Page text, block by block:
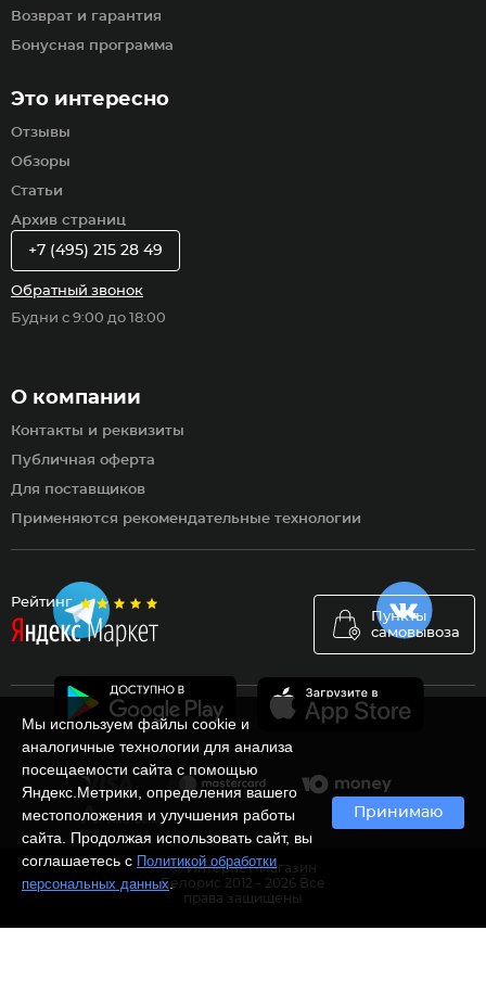
Рейтинг
Пункты
самовывоза
Возврат и гарантия
Бонусная программа
Это интересно
Отзывы
Обзоры
Статьи
Архив страниц
О компании
Контакты и реквизиты
Публичная оферта
Для поставщиков
Применяются рекомендательные технологии
+7 (495) 215 28 49
Обратный звонок
Будни с 9:00 до 18:00
Мы используем файлы cookie и
аналогичные технологии для анализа
посещаемости сайта с помощью
Яндекс.Метрики, определения вашего
местоположения и улучшения работы
сайта. Продолжая использовать сайт, вы
соглашаетесь с Политикой обработки
персональных данных.
Принимаю
Ⓒ Интернет-магазин
Белорис 2012 - 2026 Все
права защищены